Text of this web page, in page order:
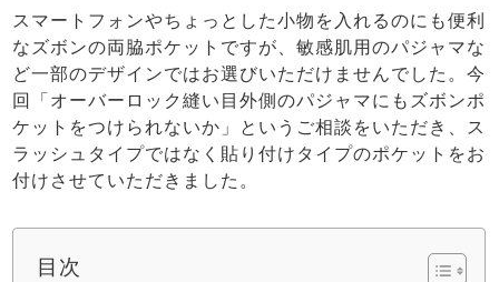
- Item Ranking -
- New Arrival -
すべてのデザインのパジャマ一覧はこちら
スマートフォンやちょっとした小物を入れるのにも便利
なズボンの両脇ポケットですが、敏感肌用のパジャマな
ど一部のデザインではお選びいただけませんでした。今
回「オーバーロック縫い目外側のパジャマにもズボンポ
ケットをつけられないか」というご相談をいただき、ス
ラッシュタイプではなく貼り付けタイプのポケットをお
付けさせていただきました。
目次